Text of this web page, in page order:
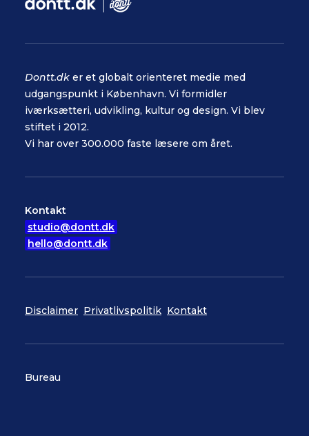
Dontt.dk er et globalt orienteret medie med
udgangspunkt i København. Vi formidler
iværksætteri, udvikling, kultur og design. Vi blev
stiftet i 2012.
Vi har over 300.000 faste læsere om året.
Kontakt
studio@dontt.dk
hello@dontt.dk
Disclaimer Privatlivspolitik Kontakt
Bureau